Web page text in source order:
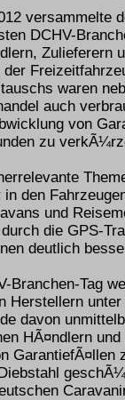
versammelte
DCHV-
Zulieferern
waren
auch
von
zu
in den
und
die GPS-
deutlich
Branchen-Tag
Herstellern
davon
HÃ¤ndlern